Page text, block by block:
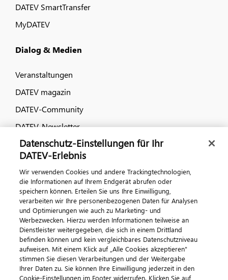
DATEV SmartTransfer
MyDATEV
Dialog & Medien
Veranstaltungen
DATEV magazin
DATEV-Community
DATEV-Newsletter
Kontaktieren Sie uns
© 2026 DATEV eG
ImpressumDatenschutzAGB Kontakt
Cookie-Einstellungen
Datenschutz-Einstellungen für Ihr
DATEV-Erlebnis
Wir verwenden Cookies und andere Trackingtechnologien,
die Informationen auf Ihrem Endgerät abrufen oder
speichern können. Erteilen Sie uns Ihre Einwilligung,
verarbeiten wir Ihre personenbezogenen Daten für Analysen
und Optimierungen wie auch zu Marketing- und
Werbezwecken. Hierzu werden Informationen teilweise an
Dienstleister weitergegeben, die sich in einem Drittland
befinden können und kein vergleichbares Datenschutzniveau
aufweisen. Mit einem Klick auf „Alle Cookies akzeptieren"
stimmen Sie diesen Verarbeitungen und der Weitergabe
Ihrer Daten zu. Sie können Ihre Einwilligung jederzeit in den
Cookie-Einstellungen im Footer widerrufen. Klicken Sie auf